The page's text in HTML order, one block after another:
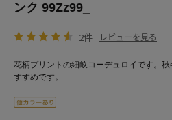
ンク 99Zz99_
2件 レビューを見る
花柄プリントの細畝コーデュロイです。
すすめです。